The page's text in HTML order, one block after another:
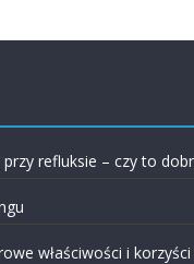
refluksie – czy to
właściwości i